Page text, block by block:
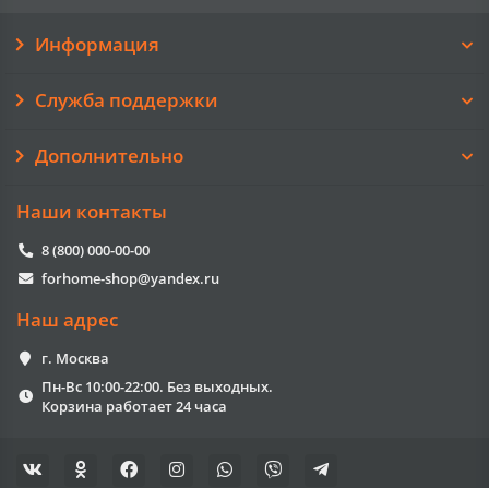
Информация
Служба поддержки
Дополнительно
Наши контакты
8 (800) 000-00-00
forhome-shop@yandex.ru
Наш адрес
г. Москва
Пн-Вс 10:00-22:00. Без выходных.
Корзина работает 24 часа